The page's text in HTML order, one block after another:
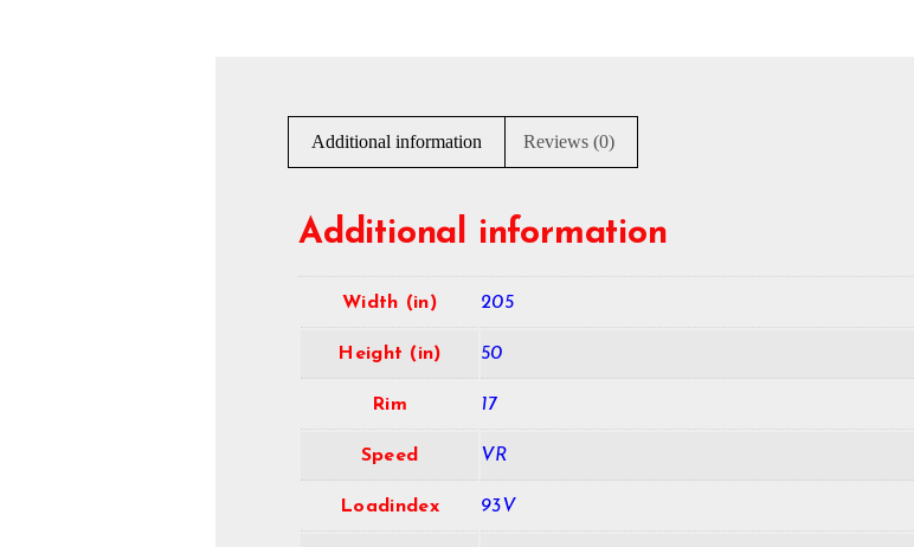
Additional information Reviews (0)
Additional information
Width (in) 205
Height (in) 50
Rim 17
Speed VR
Loadindex 93V